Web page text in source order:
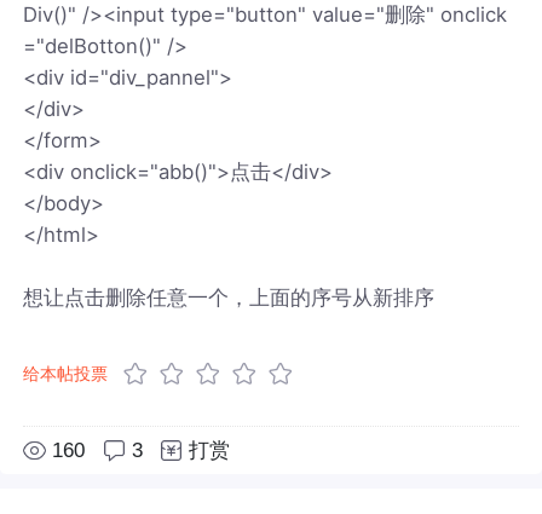
Div()" /><input type="button" value="删除" onclick
="delBotton()" />
<div id="div_pannel">
</div>
</form>
<div onclick="abb()">点击</div>
</body>
</html>
想让点击删除任意一个，上面的序号从新排序
给本帖投票
160 3 打赏